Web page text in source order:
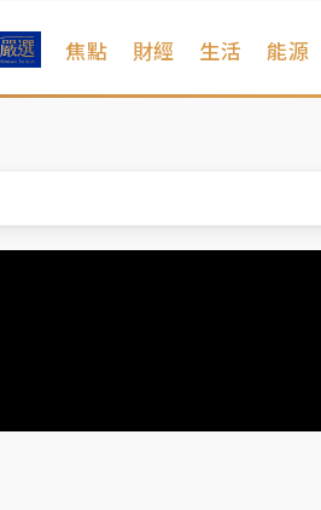
焦點 財經 生活 能源
飆38度
兩面手法 郭台銘、蔡英文成關